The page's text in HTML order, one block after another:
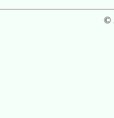
©